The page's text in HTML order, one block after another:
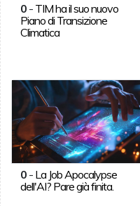
0- TIM ha il suo nuovo
Piano di Transizione
Climatica
0- La Job Apocalypse
dell'AI? Pare già finita.